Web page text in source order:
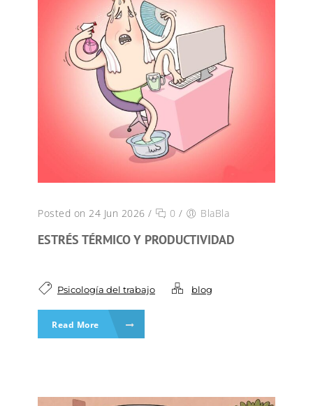
Posted on 24 Jun 2026 / 0 / BlaBla
ESTRÉS TÉRMICO Y PRODUCTIVIDAD
Psicología del trabajo blog
Read More